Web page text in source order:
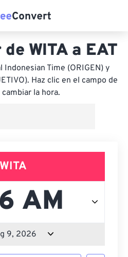
WITA a EAT
Time (ORIGEN) y
Haz clic en el campo de
la hora.
WITA